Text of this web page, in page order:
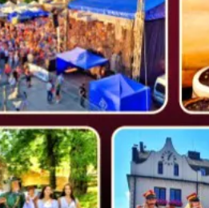
w Porębie
2026-09-05